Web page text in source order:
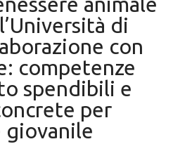
di
con
competenze
spendibili e
per
giovanile